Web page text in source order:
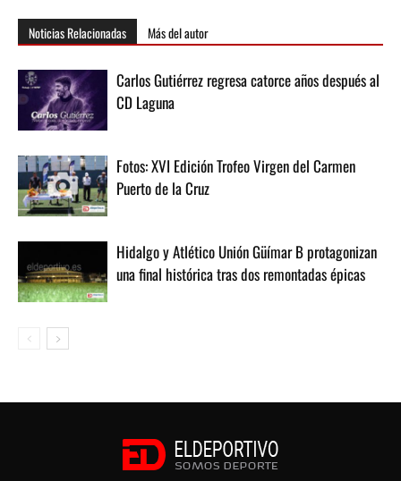
Noticias Relacionadas Más del autor
Carlos Gutiérrez regresa catorce años después al
CD Laguna
Fotos: XVI Edición Trofeo Virgen del Carmen
Puerto de la Cruz
Hidalgo y Atlético Unión Güímar B protagonizan
una final histórica tras dos remontadas épicas